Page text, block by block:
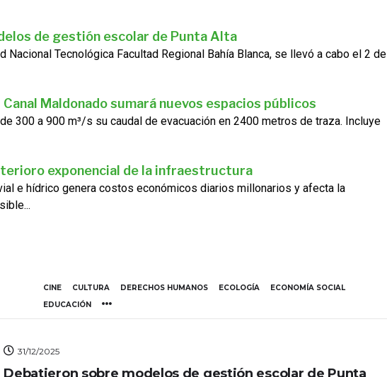
de gestión escolar de Punta Alta
Nacional Tecnológica Facultad Regional Bahía Blanca, se llevó a cabo el 2 de
Maldonado sumará nuevos espacios públicos
300 a 900 m³/s su caudal de evacuación en 2400 metros de traza. Incluye
exponencial de la infraestructura
e hídrico genera costos económicos diarios millonarios y afecta la
CINE CULTURA DERECHOS HUMANOS ECOLOGÍA
ECONOMÍA SOCIAL
EDUCACIÓN
31/12/2025
Debatieron sobre modelos de gestión escolar de Punta